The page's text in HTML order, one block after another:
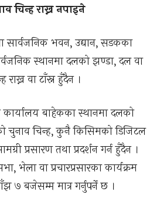
चिन्ह राख्न नपाइने
सार्वजनिक भवन, उद्यान, सडकका
स्थानमा दलको झण्डा, दल वा
राख्न वा टाँस्न हुँदैन ।
बाहेकका स्थानमा दलको
चुनाव चिन्ह, कुनै किसिमको डिजिटल
प्रसारण तथा प्रदर्शन गर्न हुँदैन ।
वा प्रचारप्रसारका कार्यक्रम
७ बजेसम्म मात्र गर्नुपर्ने छ ।